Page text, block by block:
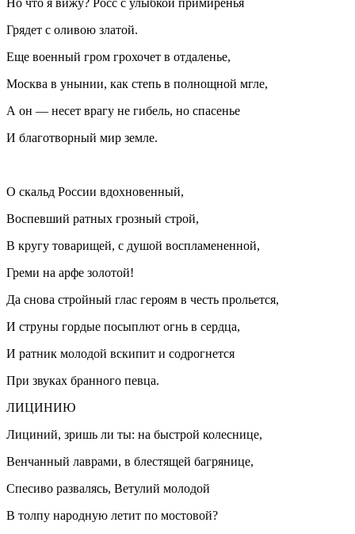
Но что я вижу? Росс с улыбкой примиренья
Грядет с оливою златой.
Еще военный гром грохочет в отдаленье,
Москва в унынии, как степь в полнощной мгле,
А он — несет врагу не гибель, но спасенье
И благотворный мир земле.
О скальд России вдохновенный,
Воспевший ратных грозный строй,
В кругу товарищей, с душой воспламененной,
Греми на арфе золотой!
Да снова стройный глас героям в честь прольется,
И струны гордые посыплют огнь в сердца,
И ратник молодой вскипит и содрогнется
При звуках бранного певца.
ЛИЦИНИЮ
Лициний, зришь ли ты: на быстрой колеснице,
Венчанный лаврами, в блестящей багрянице,
Спесиво развалясь, Ветулий молодой
В толпу народную летит по мостовой?